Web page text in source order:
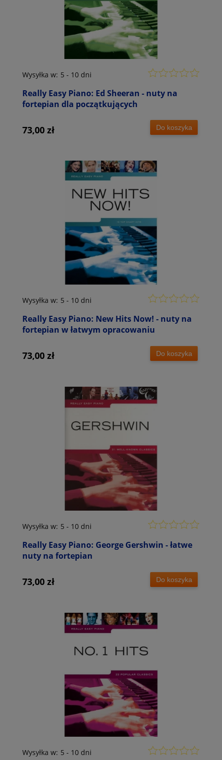
Really Easy Piano: Ed Sheeran - nuty na
fortepian dla początkujących
Wysyłka w: 5 - 10 dni
73,00 zł Do koszyka
Really Easy Piano: New Hits Now! - nuty na
fortepian w łatwym opracowaniu
Wysyłka w: 5 - 10 dni
73,00 zł Do koszyka
Really Easy Piano: George Gershwin - łatwe
nuty na fortepian
Wysyłka w: 5 - 10 dni
73,00 zł Do koszyka
Wysyłka w: 5 - 10 dni